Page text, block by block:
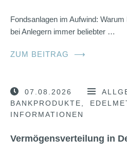
Fondsanlagen im Aufwind:
bei Anlegern immer beliebter …
ZUM BEITRAG ⟶
07.08.2026
BANKPRODUKTE
INFORMATIONEN
Vermögensverteilung in